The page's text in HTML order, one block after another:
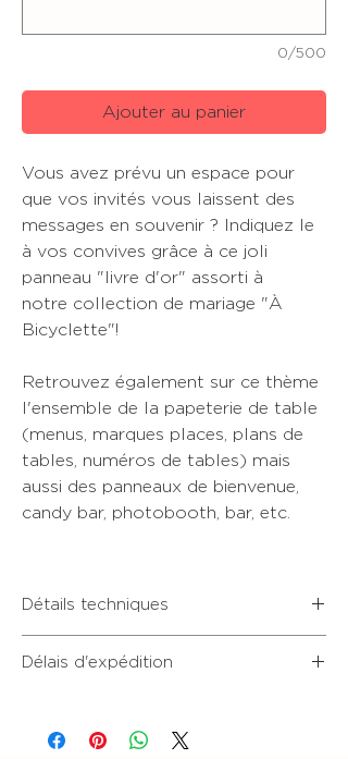
0/500
Ajouter au panier
Vous avez prévu un espace pour
que vos invités vous laissent des
messages en souvenir ? Indiquez le
à vos convives grâce à ce joli
panneau "livre d'or" assorti à
notre collection de mariage "À
Bicyclette"!
Retrouvez également sur ce thème
l'ensemble de la papeterie de table
(menus, marques places, plans de
tables, numéros de tables) mais
aussi des panneaux de bienvenue,
candy bar, photobooth, bar, etc.
Détails techniques
texturée au format 50x70cm
Délais d'expédition
commande